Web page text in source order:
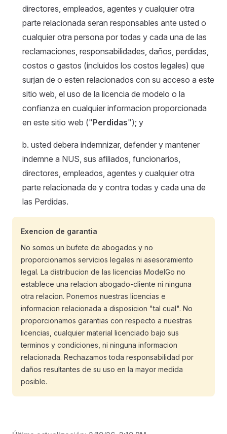
directores, empleados, agentes y cualquier otra
parte relacionada seran responsables ante usted o
cualquier otra persona por todas y cada una de las
reclamaciones, responsabilidades, daños, perdidas,
costos o gastos (incluidos los costos legales) que
surjan de o esten relacionados con su acceso a este
sitio web, el uso de la licencia de modelo o la
confianza en cualquier informacion proporcionada
en este sitio web ("Perdidas"); y
b. usted debera indemnizar, defender y mantener
indemne a NUS, sus afiliados, funcionarios,
directores, empleados, agentes y cualquier otra
parte relacionada de y contra todas y cada una de
las Perdidas.
Exencion de garantia
No somos un bufete de abogados y no
proporcionamos servicios legales ni asesoramiento
legal. La distribucion de las licencias ModelGo no
establece una relacion abogado-cliente ni ninguna
otra relacion. Ponemos nuestras licencias e
informacion relacionada a disposicion "tal cual". No
proporcionamos garantias con respecto a nuestras
licencias, cualquier material licenciado bajo sus
terminos y condiciones, ni ninguna informacion
relacionada. Rechazamos toda responsabilidad por
daños resultantes de su uso en la mayor medida
posible.